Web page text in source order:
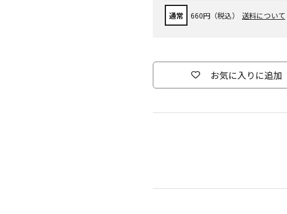
通常 660円（税込） 送料について
お気に入りに追加